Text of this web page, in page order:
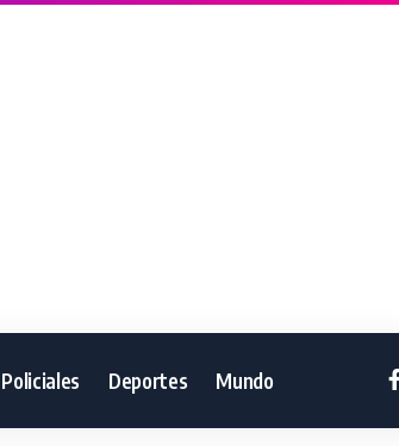
Policiales Deportes Mundo